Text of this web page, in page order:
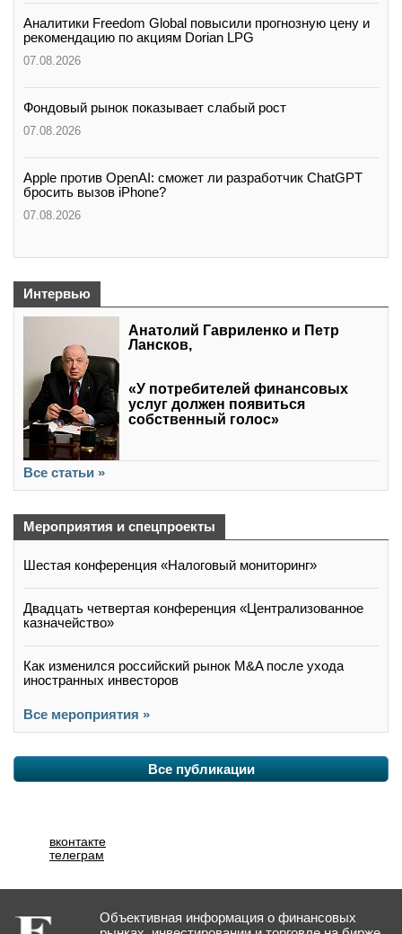
Аналитики Freedom Global повысили прогнозную цену и
рекомендацию по акциям Dorian LPG
07.08.2026
Фондовый рынок показывает слабый рост
07.08.2026
Apple против OpenAI: сможет ли разработчик ChatGPT
бросить вызов iPhone?
07.08.2026
Интервью
Анатолий Гавриленко и Петр
Лансков,
«У потребителей финансовых
услуг должен появиться
собственный голос»
Все статьи »
Мероприятия и спецпроекты
Шестая конференция «Налоговый мониторинг»
Двадцать четвертая конференция «Централизованное
казначейство»
Как изменился российский рынок M&A после ухода
иностранных инвесторов
Все мероприятия »
Все публикации
вконтакте
телеграм
Объективная информация о финансовых